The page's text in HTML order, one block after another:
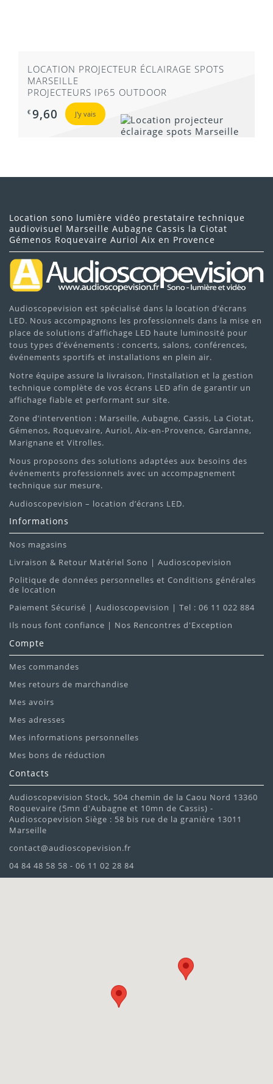
LOCATION PROJECTEUR ÉCLAIRAGE SPOTS
MARSEILLE
PROJECTEURS IP65 OUTDOOR
€ 9,60 J'y vais
Location sono lumière vidéo prestataire technique
audiovisuel Marseille Aubagne Cassis la Ciotat
Gémenos Roquevaire Auriol Aix en Provence
Audioscopevision est spécialisé dans la location d’écrans
LED. Nous accompagnons les professionnels dans la mise en
place de solutions d’affichage LED haute luminosité pour
tous types d’événements : concerts, salons, conférences,
événements sportifs et installations en plein air.
Notre équipe assure la livraison, l’installation et la gestion
technique complète de vos écrans LED afin de garantir un
affichage fiable et performant sur site.
Zone d’intervention : Marseille, Aubagne, Cassis, La Ciotat,
Gémenos, Roquevaire, Auriol, Aix-en-Provence, Gardanne,
Marignane et Vitrolles.
Nous proposons des solutions adaptées aux besoins des
événements professionnels avec un accompagnement
technique sur mesure.
Audioscopevision – location d’écrans LED.
Informations
Nos magasins
Livraison & Retour Matériel Sono | Audioscopevision
Politique de données personnelles et Conditions générales
de location
Paiement Sécurisé | Audioscopevision | Tel : 06 11 022 884
Ils nous font confiance | Nos Rencontres d'Exception
Compte
Mes commandes
Mes retours de marchandise
Mes avoirs
Mes adresses
Mes informations personnelles
Mes bons de réduction
Contacts
Audioscopevision Stock, 504 chemin de la Caou Nord 13360
Roquevaire (5mn d'Aubagne et 10mn de Cassis) -
Audioscopevision Siège : 58 bis rue de la granière 13011
Marseille
contact@audioscopevision.fr
04 84 48 58 58 - 06 11 02 28 84